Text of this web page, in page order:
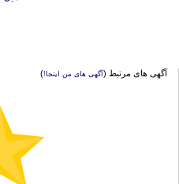
آگهی های مرتبط (آگهی های من اینجا!)